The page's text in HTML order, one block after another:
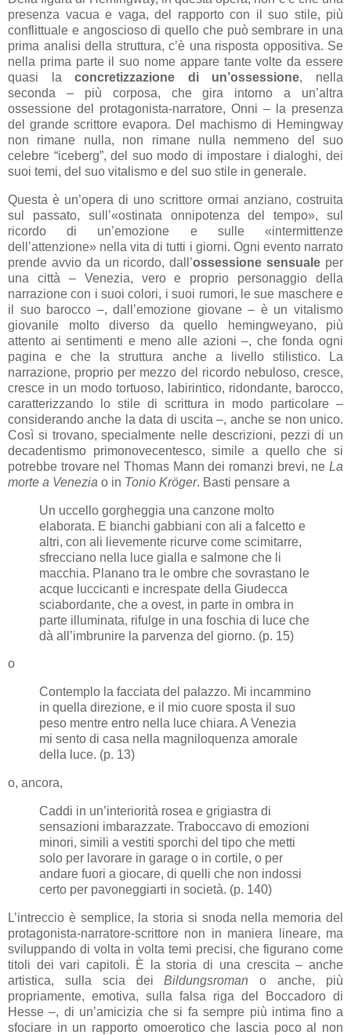
presenza vacua e vaga, del rapporto con il suo stile, più
conflittuale e angoscioso di quello che può sembrare in una
prima analisi della struttura, c’è una risposta oppositiva. Se
nella prima parte il suo nome appare tante volte da essere
quasi laconcretizzazione di un’ossessione, nella
seconda – più corposa, che gira intorno a un’altra
ossessione del protagonista-narratore, Onni – la presenza
del grande scrittore evapora. Del machismo di Hemingway
non rimane nulla, non rimane nulla nemmeno del suo
celebre “iceberg”, del suo modo di impostare i dialoghi, dei
suoi temi, del suo vitalismo e del suo stile in generale.
Questa è un’opera di uno scrittore ormai anziano, costruita
sul passato, sull’«ostinata onnipotenza del tempo», sul
ricordo di un’emozione e sulle «intermittenze
dell’attenzione» nella vita di tutti i giorni. Ogni evento narrato
prende avvio da un ricordo, dall’ossessione sensuale per
una città – Venezia, vero e proprio personaggio della
narrazione con i suoi colori, i suoi rumori, le sue maschere e
il suo barocco –, dall’emozione giovane – è un vitalismo
giovanile molto diverso da quello hemingweyano, più
attento ai sentimenti e meno alle azioni –, che fonda ogni
pagina e che la struttura anche a livello stilistico. La
narrazione, proprio per mezzo del ricordo nebuloso, cresce,
cresce in un modo tortuoso, labirintico, ridondante, barocco,
caratterizzando lo stile di scrittura in modo particolare –
considerando anche la data di uscita –, anche se non unico.
Così si trovano, specialmente nelle descrizioni, pezzi di un
decadentismo primonovecentesco, simile a quello che si
potrebbe trovare nel Thomas Mann dei romanzi brevi, ne La
morte a Venezia o in Tonio Kröger. Basti pensare a
Un uccello gorgheggia una canzone molto
elaborata. E bianchi gabbiani con ali a falcetto e
altri, con ali lievemente ricurve come scimitarre,
sfrecciano nella luce gialla e salmone che li
macchia. Planano tra le ombre che sovrastano le
acque luccicanti e increspate della Giudecca
sciabordante, che a ovest, in parte in ombra in
parte illuminata, rifulge in una foschia di luce che
dà all’imbrunire la parvenza del giorno. (p. 15)
o
Contemplo la facciata del palazzo. Mi incammino
in quella direzione, e il mio cuore sposta il suo
peso mentre entro nella luce chiara. A Venezia
mi sento di casa nella magniloquenza amorale
della luce. (p. 13)
o, ancora,
Caddi in un’interiorità rosea e grigiastra di
sensazioni imbarazzate. Traboccavo di emozioni
minori, simili a vestiti sporchi del tipo che metti
solo per lavorare in garage o in cortile, o per
andare fuori a giocare, di quelli che non indossi
certo per pavoneggiarti in società. (p. 140)
L’intreccio è semplice, la storia si snoda nella memoria del
protagonista-narratore-scrittore non in maniera lineare, ma
sviluppando di volta in volta temi precisi, che figurano come
titoli dei vari capitoli. È la storia di una crescita – anche
artistica, sulla scia deiBildungsroman o anche, più
propriamente, emotiva, sulla falsa riga del Boccadoro di
Hesse –, di un’amicizia che si fa sempre più intima fino a
sfociare in un rapporto omoerotico che lascia poco al non